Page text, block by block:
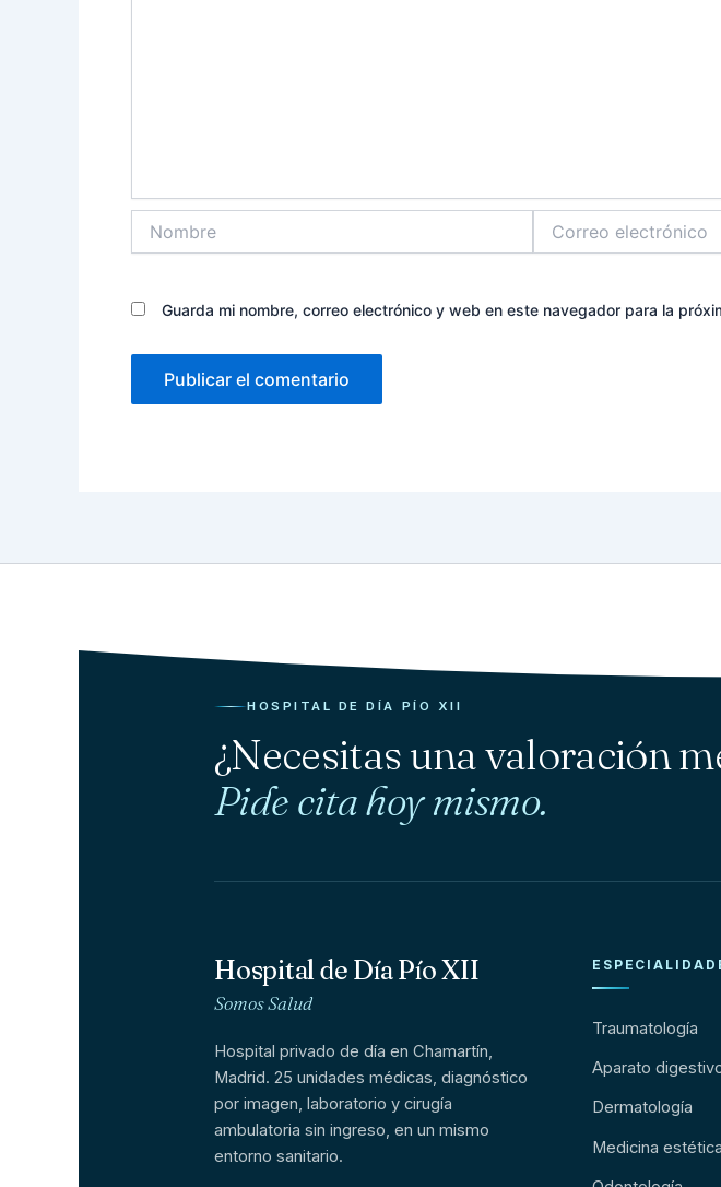
electrónico
Guarda mi nombre, correo electrónico y web en este navegador para la
HOSPITAL DE DÍA PÍO XII
¿Necesitas una valoración
Pide cita hoy mismo.
Hospital de Día Pío XII
Somos Salud
Hospital privado de día en Chamartín,
Madrid. 25 unidades médicas, diagnóstico
por imagen, laboratorio y cirugía
ambulatoria sin ingreso, en un mismo
entorno sanitario.
Traumatología
Aparato
Dermatología
Medicina estética